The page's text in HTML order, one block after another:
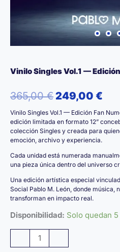
Vinilo Singles Vol.1 —
365,00€El
precio
original
era:
365,00 €.
249,00 €
es:
Vinilo Singles Vol.1 — Edición Fan
edición limitada en formato 12”
colección Singles y creada para
emoción, archivo y experiencia.
Cada unidad está numerada
una pieza única dentro del universo
Una edición artística especial
Social Pablo M. León, donde música,
transforman en impacto real.
Disponibilidad: Solo quedan
Singles